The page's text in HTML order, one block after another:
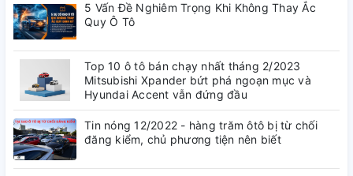
5 Vấn Đề Nghiêm Trọng Khi Không Thay Ắc
Quy Ô Tô
Top 10 ô tô bán chạy nhất tháng 2/2023
Mitsubishi Xpander bứt phá ngoạn mục và
Hyundai Accent vẫn đứng đầu
Tin nóng 12/2022 - hàng trăm ôtô bị từ chối
đăng kiểm, chủ phương tiện nên biết